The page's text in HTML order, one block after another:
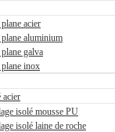
acier
aluminium
galva
inox
acier
isolé mousse PU
isolé laine de roche